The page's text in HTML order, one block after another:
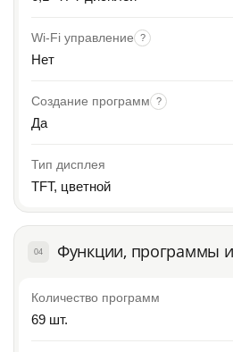
Wi-Fi управление ?
Нет
Создание программ ?
Да
Тип дисплея
TFT, цветной
04 Функции, программы
Количество программ
69 шт.